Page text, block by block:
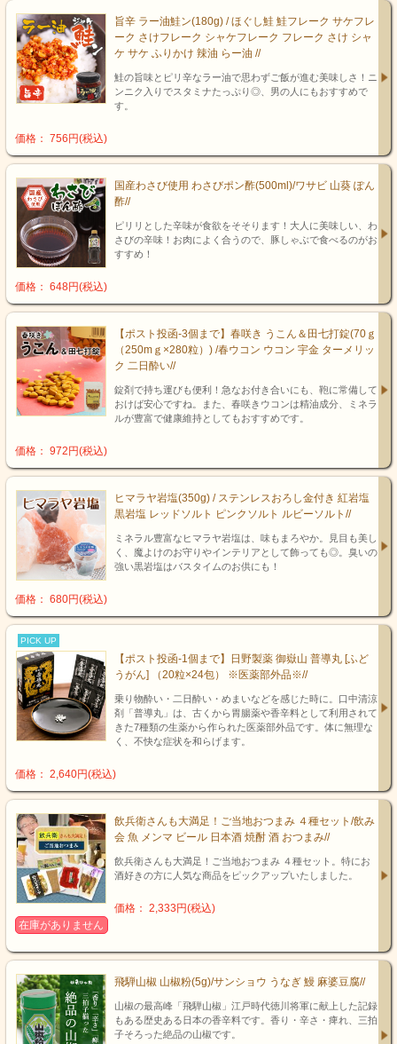
旨辛 ラー油鮭ン(180g) / ほぐし鮭 鮭フレーク サケフレ
ーク さけフレーク シャケフレーク フレーク さけ シャ
ケ サケ ふりかけ 辣油 らー油 //
鮭の旨味とピリ辛なラー油で思わずご飯が進む美味しさ！ニ
ンニク入りでスタミナたっぷり◎、男の人にもおすすめで
す。
価格： 756円(税込)
国産わさび使用 わさびポン酢(500ml)/ワサビ 山葵 ぽん
酢//
ピリリとした辛味が食欲をそそります！大人に美味しい、わ
さびの辛味！お肉によく合うので、豚しゃぶで食べるのがお
すすめ！
価格： 648円(税込)
【ポスト投函-3個まで】春咲き うこん＆田七打錠(70ｇ
（250mｇ×280粒）) /春ウコン ウコン 宇金 ターメリッ
ク 二日酔い//
錠剤で持ち運びも便利！急なお付き合いにも、鞄に常備して
おけば安心ですね。また、春咲きウコンは精油成分、ミネラ
ルが豊富で健康維持としてもおすすめです。
価格： 972円(税込)
ヒマラヤ岩塩(350g) / ステンレスおろし金付き 紅岩塩
黒岩塩 レッドソルト ピンクソルト ルビーソルト//
ミネラル豊富なヒマラヤ岩塩は、味もまろやか。見目も美し
く、魔よけのお守りやインテリアとして飾っても◎。臭いの
強い黒岩塩はバスタイムのお供にも！
価格： 680円(税込)
PICK UP
【ポスト投函-1個まで】日野製薬 御嶽山 普導丸 [ふど
うがん] （20粒×24包） ※医薬部外品※//
乗り物酔い・二日酔い・めまいなどを感じた時に。口中清涼
剤「普導丸」は、古くから胃腸薬や香辛料として利用されて
きた7種類の生薬から作られた医薬部外品です。体に無理な
く、不快な症状を和らげます。
価格： 2,640円(税込)
飲兵衛さんも大満足！ご当地おつまみ ４種セット/飲み
会 魚 メンマ ビール 日本酒 焼酎 酒 おつまみ//
飲兵衛さんも大満足！ご当地おつまみ ４種セット。特にお
酒好きの方に人気な商品をピックアップいたしました。
価格： 2,333円(税込)
在庫がありません
飛騨山椒 山椒粉(5g)/サンショウ うなぎ 鰻 麻婆豆腐//
山椒の最高峰「飛騨山椒」江戸時代徳川将軍に献上した記録
もある歴史ある日本の香辛料です。香り・辛さ・痺れ、三拍
子そろった絶品の山椒です。